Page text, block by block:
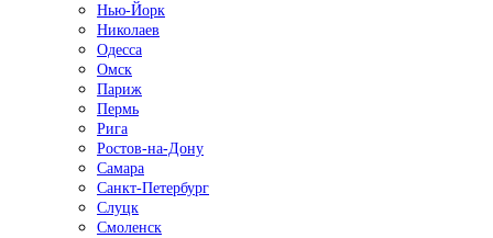
Нью-Йорк
Николаев
Одесса
Омск
Париж
Пермь
Рига
Ростов-на-Дону
Самара
Санкт-Петербург
Слуцк
Смоленск